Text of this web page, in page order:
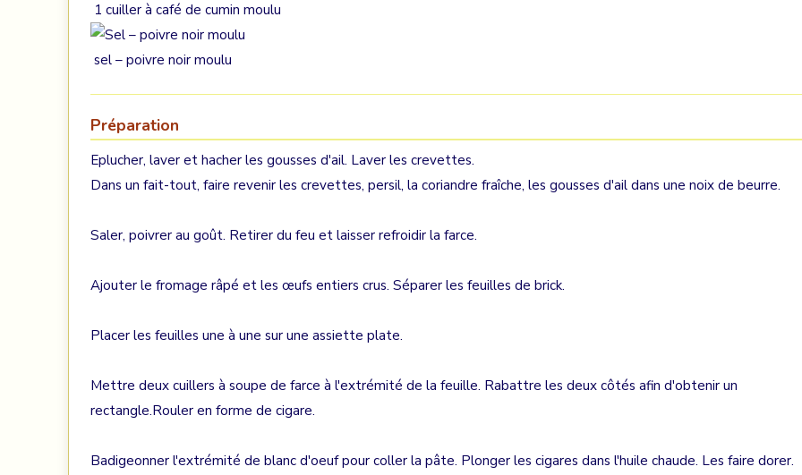
1 cuiller à café de cumin moulu
sel – poivre noir moulu
Préparation
Eplucher, laver et hacher les gousses d'ail. Laver les crevettes.
Dans un fait-tout, faire revenir les crevettes, persil, la coriandre fraîche, les gousses d'ail dans une noix de beurre.
Saler, poivrer au goût. Retirer du feu et laisser refroidir la farce.
Ajouter le fromage râpé et les œufs entiers crus. Séparer les feuilles de brick.
Placer les feuilles une à une sur une assiette plate.
Mettre deux cuillers à soupe de farce à l'extrémité de la feuille. Rabattre les deux côtés afin d'obtenir un
rectangle.Rouler en forme de cigare.
Badigeonner l'extrémité de blanc d'oeuf pour coller la pâte. Plonger les cigares dans l'huile chaude. Les faire dorer.